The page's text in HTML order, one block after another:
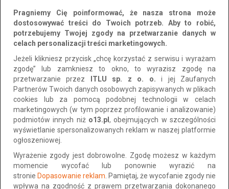
Sortuj po: Najnowsze
Folie dekoracyjne samoprzylepne wzory
gradientowe MGŁA, Poznań, sprzedaż
wysyłka
Pragniemy Cię poinformować, że nasza strona może
dostosowywać treści do Twoich potrzeb. Aby to robić,
potrzebujemy Twojej zgody na przetwarzanie danych w
celach personalizacji treści marketingowych.
Jeżeli klikniesz przycisk „chcę korzystać z serwisu i wyrażam
zgodę” lub zamkniesz to okno, to wyrazisz zgodę na
przetwarzanie przez
ITLU sp. z o. o. i jej Zaufanych
Partnerów Twoich danych osobowych zapisywanych w plikach
cookies lub za pomocą podobnej technologii w celach
marketingowych (w tym poprzez profilowanie i analizowanie)
podmiotów innych niż o13.pl , obejmujących w szczególności
wyświetlanie spersonalizowanych reklam w naszej platformie
ogłoszeniowej.
Wyrażenie zgody jest dobrowolne. Zgodę możesz w każdym
momencie wycofać lub ponownie wyrazić na
stronie Dopasowanie reklam . Pamiętaj, że wycofanie zgody nie
wpływa na zgodność z prawem przetwarzania dokonanego